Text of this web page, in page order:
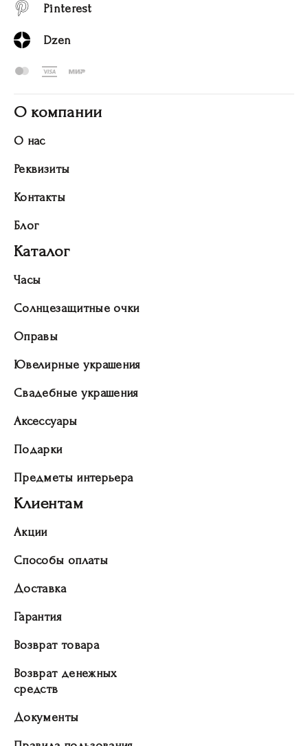
Pinterest
Dzen
О компании
О нас
Реквизиты
Контакты
Блог
Каталог
Часы
Солнцезащитные очки
Оправы
Ювелирные украшения
Свадебные украшения
Аксессуары
Подарки
Предметы интерьера
Клиентам
Акции
Способы оплаты
Доставка
Гарантия
Возврат товара
Возврат денежных
средств
Документы